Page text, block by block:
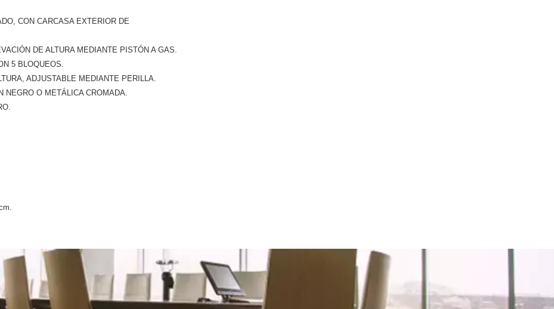
CON CARCASA EXTERIOR DE
DE ALTURA MEDIANTE PISTÓN A GAS.
5 BLOQUEOS.
ADJUSTABLE MEDIANTE PERILLA.
NEGRO O METÁLICA CROMADA.